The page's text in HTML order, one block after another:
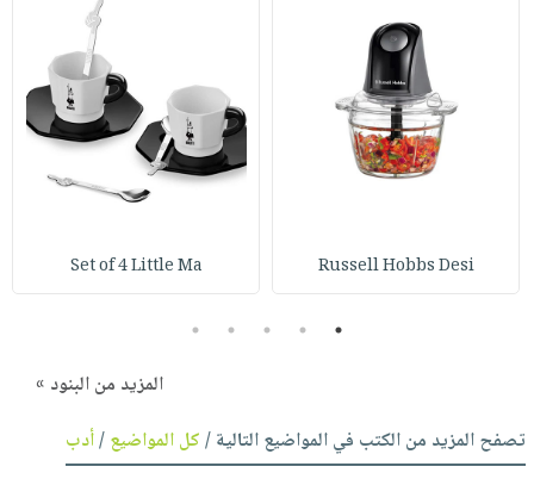
Russell Hobbs Desi
Set of 4 Little Ma
1
2
3
4
5
المزيد من البنود »
تصفح المزيد من الكتب في المواضيع التالية /كل المواضيع/أدب